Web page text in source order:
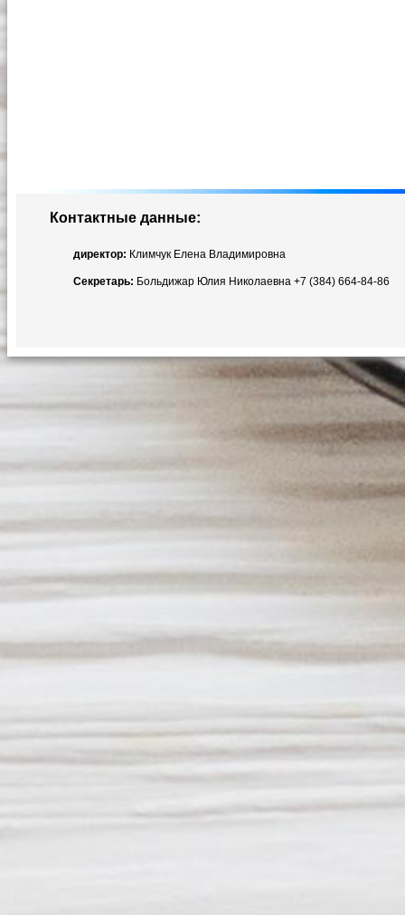
Контактные данные:
директор: Климчук Елена Владимировна
Секретарь: Больдижар Юлия Николаевна +7 (384) 664-84-86